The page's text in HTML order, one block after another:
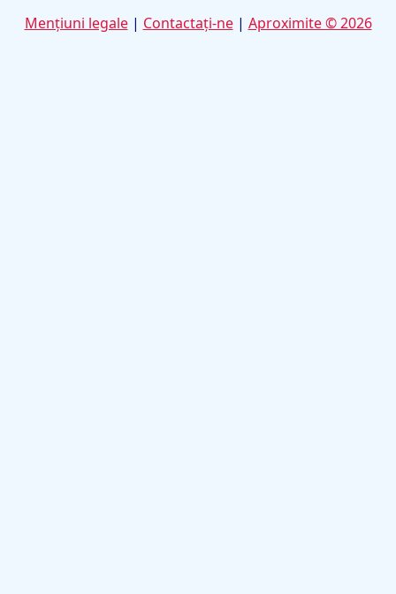
Mențiuni legale| Contactaţi-ne| Aproximite © 2026